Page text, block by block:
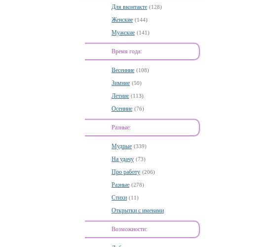
Для вконтакте (128)
Женские (144)
Мужские (141)
Время года:
Весенние (108)
Зимние (50)
Летние (113)
Осенние (76)
Разные:
Мудрые (339)
На удачу (73)
Про работу (206)
Разные (278)
Стихи (11)
Открытки с именами
Возможности: